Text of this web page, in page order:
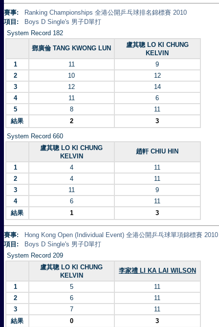
賽事:
Ranking Championships 全港公開乒乓球排名錦標賽 2010
項目:
Boys D Single's 男子D單打
System Record 182
鄧廣倫 TANG KWONG LUN
盧其聰 LO KI CHUNG
KELVIN
1
11
9
2
10
12
3
12
14
4
11
6
5
8
11
結果
2 3
System Record 660
盧其聰 LO KI CHUNG
KELVIN
趙軒 CHIU HIN
1 4
11
2
4
11
3
11
9
4
6
11
結果
1 3
賽事:
Hong Kong Open (Individual Event) 全港公開乒乓球單項錦標賽 2010
項目:
Boys D Single's 男子D單打
System Record 209
盧其聰 LO KI CHUNG
KELVIN
李家禮 LI KA LAI WILSON
1 5
11
2
6
11
3
7
11
結果
0 3